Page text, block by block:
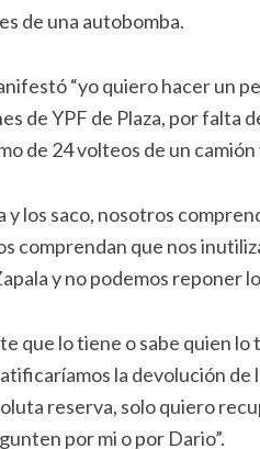
de una autobomba.
“yo quiero hacer un
de YPF de Plaza, por falta
de 24 volteos de un
los saco, nosotros
comprendan que nos
y no podemos reponer
que lo tiene o sabe quien
la devolución de
reserva, solo quiero
por mi o por Dario”.